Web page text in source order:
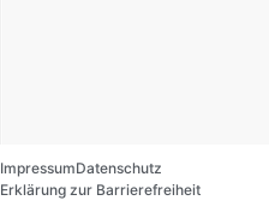
ImpressumDatenschutz
Erklärung zur Barrierefreiheit